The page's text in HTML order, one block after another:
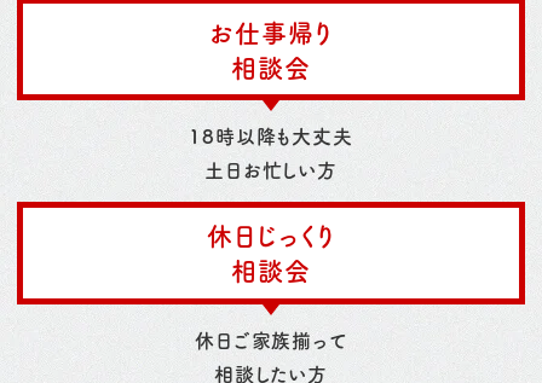
お仕事帰り
相談会
18時以降も大丈夫
土日お忙しい方
休日じっくり
相談会
休日ご家族揃って
相談したい方